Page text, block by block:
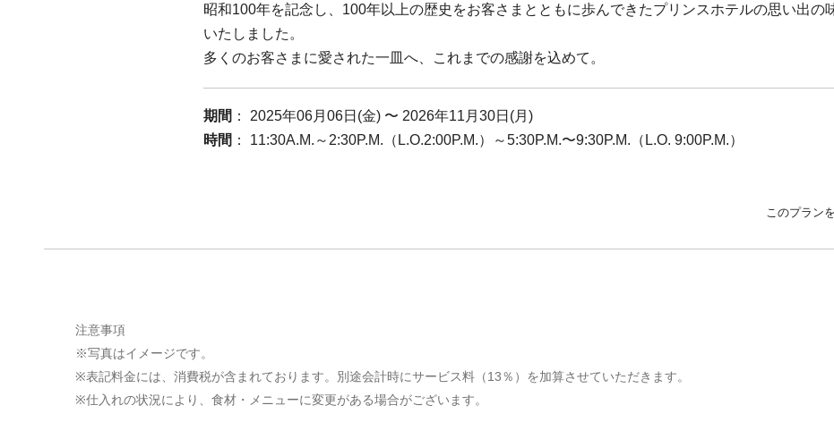
昭和100年を記念し、100年以上の歴史をお客さまとともに歩んできたプリンスホテルの思い出の
いたしました。
多くのお客さまに愛された一皿へ、これまでの感謝を込めて。
期間 ： 2025年06月06日(金) 〜 2026年11月30日(月)
時間 ： 11:30A.M.～2:30P.M.（L.O.2:00P.M.）～5:30P.M.〜9:30P.M.（L.O. 9:00P.M.）
このプラン
注意事項
※写真はイメージです。
※表記料金には、消費税が含まれております。別途会計時にサービス料（13％）を加算させていただきます。
※仕入れの状況により、食材・メニューに変更がある場合がございます。